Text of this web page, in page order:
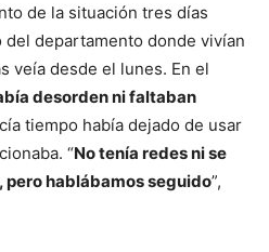
de la situación tres días
departamento donde vivían
veía desde el lunes. En el
desorden ni faltaban
tiempo había dejado de usar
“No tenía redes ni se
hablábamos seguido”,